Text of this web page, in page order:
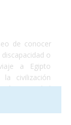
de conocer
o
a Egipto
civilización
ciudad
descubrir los
fantástico